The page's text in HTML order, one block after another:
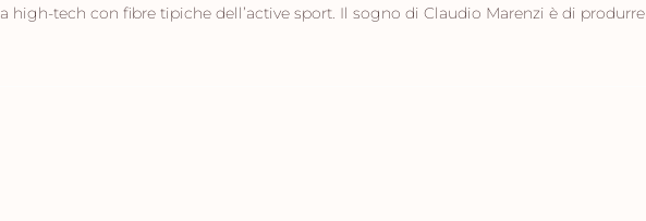
tech con fibre tipiche dell’active sport. Il sogno di Claudio Marenzi è di